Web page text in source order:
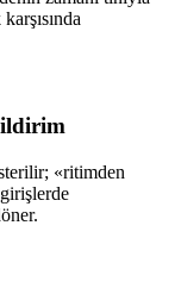
«ritimden